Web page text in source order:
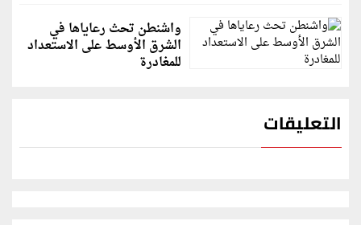
واشنطن تحث رعاياها في
الشرق الأوسط على الاستعداد
للمغادرة
التعليقات